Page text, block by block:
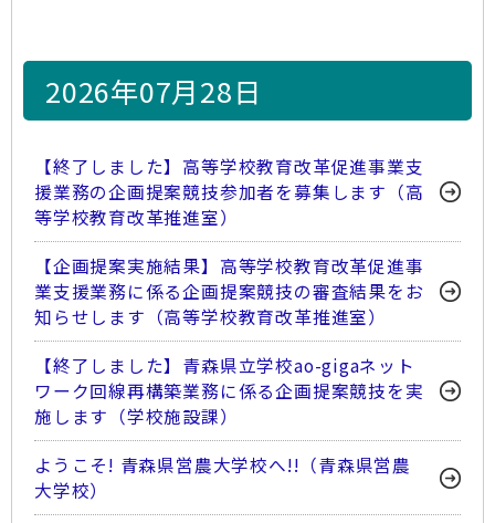
2026年07月28日
【終了しました】高等学校教育改革促進事業支
援業務の企画提案競技参加者を募集します（高
等学校教育改革推進室）
【企画提案実施結果】高等学校教育改革促進事
業支援業務に係る企画提案競技の審査結果をお
知らせします（高等学校教育改革推進室）
【終了しました】青森県立学校ao-gigaネット
ワーク回線再構築業務に係る企画提案競技を実
施します（学校施設課）
ようこそ! 青森県営農大学校へ!!（青森県営農
大学校）